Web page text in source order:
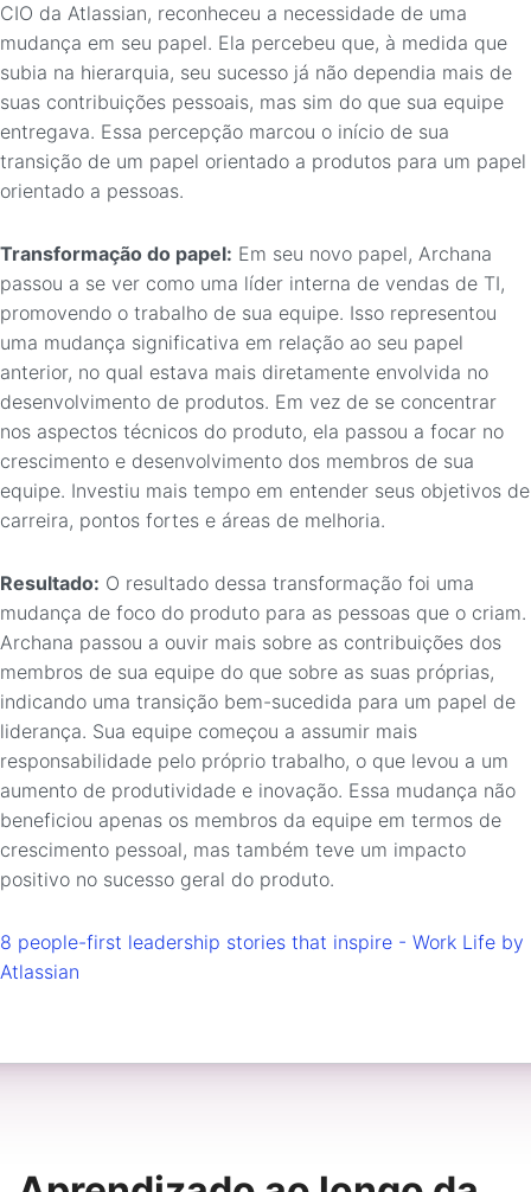
CIO da Atlassian, reconheceu a necessidade de uma
mudança em seu papel. Ela percebeu que, à medida que
subia na hierarquia, seu sucesso já não dependia mais de
suas contribuições pessoais, mas sim do que sua equipe
entregava. Essa percepção marcou o início de sua
transição de um papel orientado a produtos para um papel
orientado a pessoas.
Transformação do papel: Em seu novo papel, Archana
passou a se ver como uma líder interna de vendas de TI,
promovendo o trabalho de sua equipe. Isso representou
uma mudança significativa em relação ao seu papel
anterior, no qual estava mais diretamente envolvida no
desenvolvimento de produtos. Em vez de se concentrar
nos aspectos técnicos do produto, ela passou a focar no
crescimento e desenvolvimento dos membros de sua
equipe. Investiu mais tempo em entender seus objetivos de
carreira, pontos fortes e áreas de melhoria.
Resultado: O resultado dessa transformação foi uma
mudança de foco do produto para as pessoas que o criam.
Archana passou a ouvir mais sobre as contribuições dos
membros de sua equipe do que sobre as suas próprias,
indicando uma transição bem-sucedida para um papel de
liderança. Sua equipe começou a assumir mais
responsabilidade pelo próprio trabalho, o que levou a um
aumento de produtividade e inovação. Essa mudança não
beneficiou apenas os membros da equipe em termos de
crescimento pessoal, mas também teve um impacto
positivo no sucesso geral do produto.
8 people-first leadership stories that inspire - Work Life by
Atlassian